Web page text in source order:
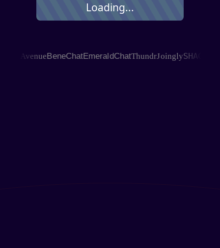
Loading...
AvenueBeneChatEmeraldChatThundrJoinglySHAGLE